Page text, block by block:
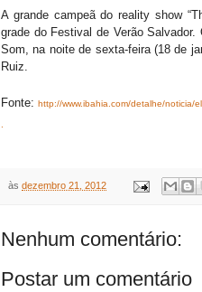
A grande campeã do reality show
grade do Festival de Verão
Som, na noite de sexta-feira (18 de
Ruiz.
Fonte: http://www.ibahia.com/detalhe/noticia/
às dezembro 21, 2012
Nenhum comentário:
Postar um comentário